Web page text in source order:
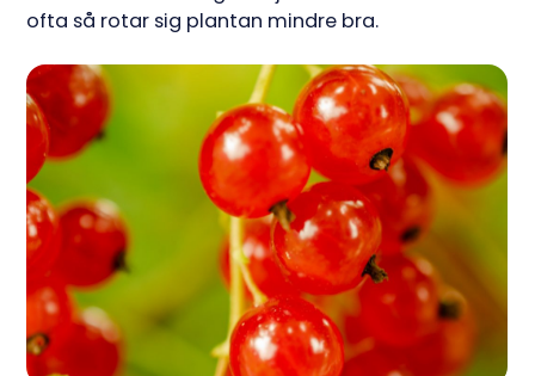
ofta så rotar sig plantan mindre bra.